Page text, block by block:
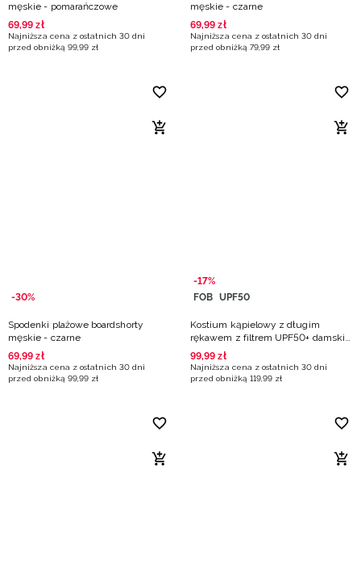
męskie - pomarańczowe
69,99 zł
Najniższa cena z ostatnich 30 dni
przed obniżką 99,99 zł
męskie - czarne
69,99 zł
Najniższa cena z ostatnich 30 dni
przed obniżką 79,99 zł
-30%
Spodenki plażowe boardshorty
męskie - czarne
69,99 zł
Najniższa cena z ostatnich 30 dni
przed obniżką 99,99 zł
-17%
FOB UPF50
Kostium kąpielowy z długim
rękawem z filtrem UPF50+ damski -
multikolor
99,99 zł
Najniższa cena z ostatnich 30 dni
przed obniżką 119,99 zł